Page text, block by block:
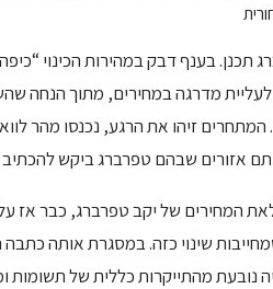
תכנן. בענף דבק במהירות הכינוי
מדרגה במחירים, מתוך הנחה
זיהו את הרגע, נכנסו מהר
אזורים שבהם טפרברג ביקש
המחירים של יקב טפרברג, כבר אז
שינוי כזה. במסגרת אותה
מהתייקרות כללית של תשומות